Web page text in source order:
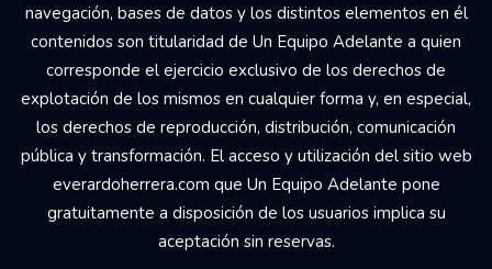
navegación, bases de datos y los distintos elementos en él
contenidos son titularidad de Un Equipo Adelante a quien
corresponde el ejercicio exclusivo de los derechos de
explotación de los mismos en cualquier forma y, en especial,
los derechos de reproducción, distribución, comunicación
pública y transformación. El acceso y utilización del sitio web
everardoherrera.com que Un Equipo Adelante pone
gratuitamente a disposición de los usuarios implica su
aceptación sin reservas.